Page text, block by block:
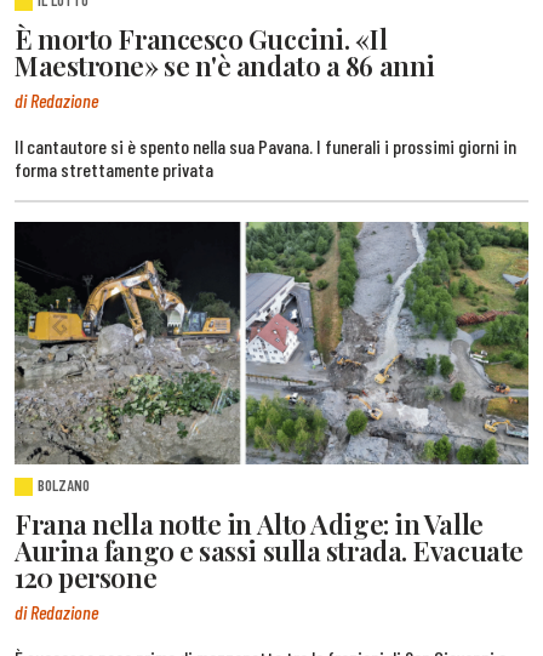
È morto Francesco Guccini. «Il
Maestrone» se n'è andato a 86 anni
di Redazione
Il cantautore si è spento nella sua Pavana. I funerali i prossimi giorni in
forma strettamente privata
BOLZANO
Frana nella notte in Alto Adige: in Valle
Aurina fango e sassi sulla strada. Evacuate
120 persone
di Redazione